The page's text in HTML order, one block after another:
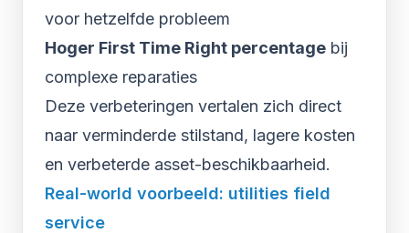
voor hetzelfde probleem
Hoger First Time Right percentage bij
complexe reparaties
Deze verbeteringen vertalen zich direct
naar verminderde stilstand, lagere kosten
en verbeterde asset-beschikbaarheid.
Real-world voorbeeld: utilities field
service